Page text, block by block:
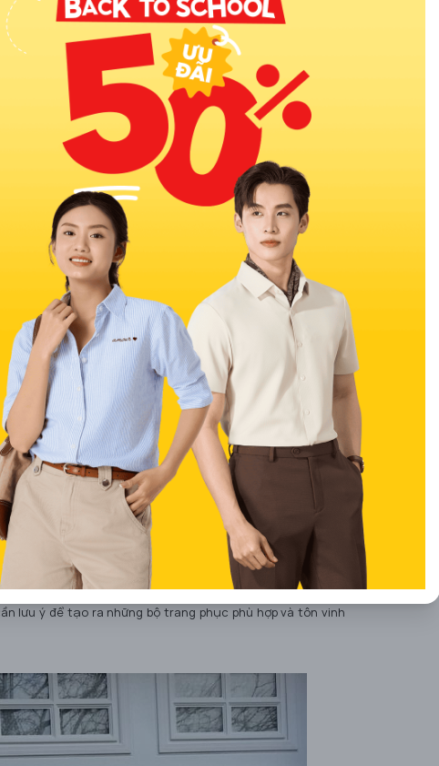
về phong cách tomboy
là một cách ăn mặc mà còn là một tuyên bố về sự độc lập
phong cách này không chỉ vì tính thoải mái mà còn vì
cách tomboy có thể là sự lựa chọn hoàn hảo cho bạn.
phong cách riêng và tự tin cho bản thân.
cho người lùn
lưu ý để tạo ra những bộ trang phục phù hợp và tôn vinh